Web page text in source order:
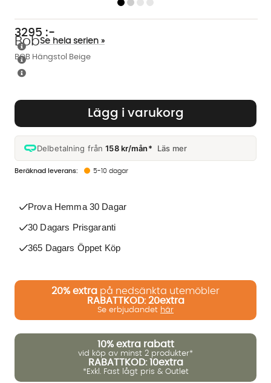
BOB Hängstol Beige
BobSe hela serien »
3295 :-
Lägg i varukorg
Delbetalning från158 kr/mån* Läs mer
5-10 dagar
Prova Hemma 30 Dagar
30 Dagars Prisgaranti
365 Dagars Öppet Köp
20% extra på nedsänkta utemöbler
RABATTKOD: 20extra
Se erbjudandet här
10% extra rabatt
vid köp av minst 2 produkter*
RABATTKOD: 10extra
*Exkl. Fast lågt pris & Outlet
Vi använder AI för att svara på dina frågor. Konversationen
sparas i upp till 24 timmar för att kunna hjälpa dig. Vi delar
inte dina uppgifter med tredje part. Läs mer i vår
integritetspolicy.
Jag godkänner att konversationen sparas
Starta chatten